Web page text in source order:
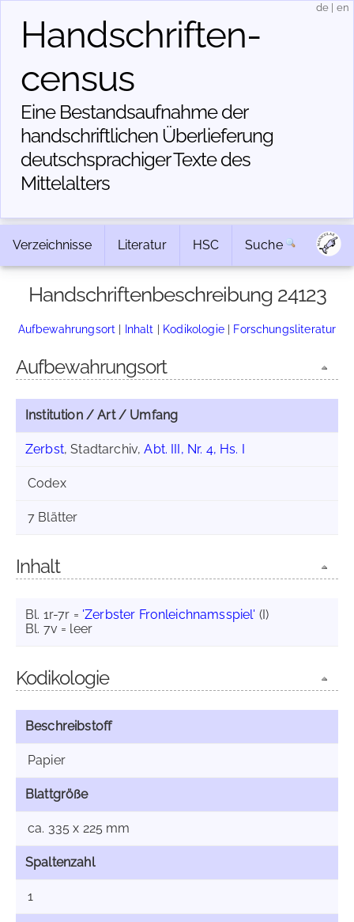
Handschriften­
census
Eine Bestandsaufnahme der
handschriftlichen Über­lieferung
deutschsprachiger Texte des
Mittelalters
de en
Verzeichnisse Literatur HSC Suche
Handschriftenbeschreibung 24123
Aufbewahrungsort | Inhalt | Kodikologie| Forschungsliteratur
Aufbewahrungsort
Institution / Art / Umfang
Zerbst, Stadtarchiv,Abt. III, Nr. 4, Hs. I
Codex
7 Blätter
Inhalt
Bl. 1r-7r = 'Zerbster Fronleichnamsspiel' (I)
Bl. 7v = leer
Kodikologie
Beschreibstoff
Papier
Blattgröße
ca. 335 x 225 mm
Spaltenzahl
1